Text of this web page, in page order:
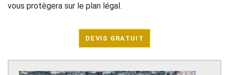
vous protègera sur le plan légal.
DEVIS GRATUIT